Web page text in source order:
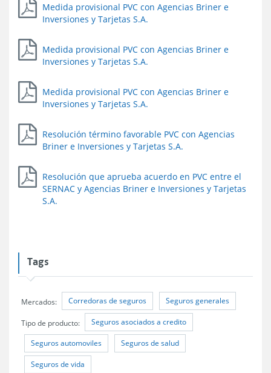
Medida provisional PVC con Agencias Briner e
Inversiones y Tarjetas S.A.
Medida provisional PVC con Agencias Briner e
Inversiones y Tarjetas S.A.
Medida provisional PVC con Agencias Briner e
Inversiones y Tarjetas S.A.
Resolución término favorable PVC con Agencias
Briner e Inversiones y Tarjetas S.A.
Resolución que aprueba acuerdo en PVC entre el
SERNAC y Agencias Briner e Inversiones y Tarjetas
S.A.
Tags
Mercados: Corredoras de seguros Seguros generales
Tipo de producto: Seguros asociados a credito
Seguros automoviles Seguros de salud
Seguros de vida